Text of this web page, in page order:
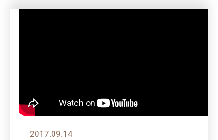
2017.09.14